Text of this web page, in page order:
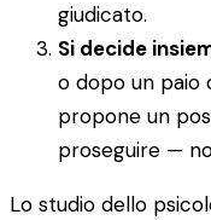
giudicato.
Si decide
o dopo un paio
propone un
proseguire —
Lo studio dello